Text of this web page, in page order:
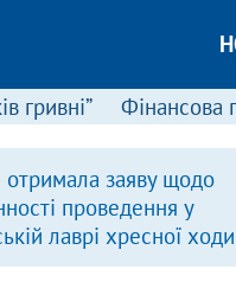
гривні” Фінансова
отримала заяву щодо
проведення у
лаврі хресної ходи